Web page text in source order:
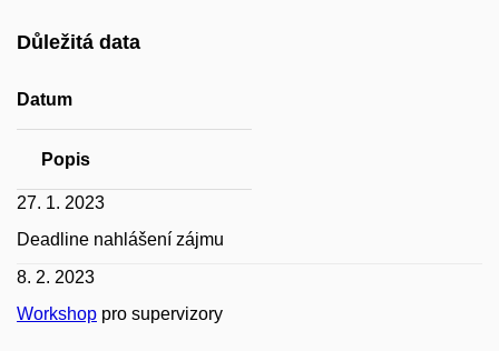
Důležitá data
Datum
Popis
27. 1. 2023
Deadline nahlášení zájmu
8. 2. 2023
Workshop pro supervizory